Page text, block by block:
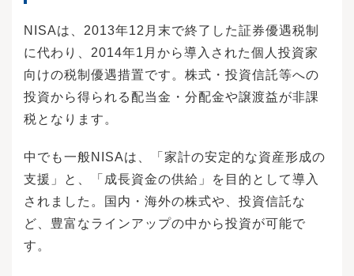
NISAは、2013年12月末で終了した証券優遇税制
に代わり、2014年1月から導入された個人投資家
向けの税制優遇措置です。株式・投資信託等への
投資から得られる配当金・分配金や譲渡益が非課
税となります。
中でも一般NISAは、「家計の安定的な資産形成の
支援」と、「成長資金の供給」を目的として導入
されました。国内・海外の株式や、投資信託な
ど、豊富なラインアップの中から投資が可能で
す。